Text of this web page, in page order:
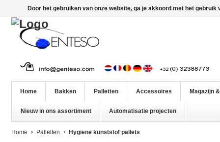
Home Bakken Palletten Accessoires Magazijn
Nieuw in ons assortiment Automatisatie projecten
Home Palletten Hygiëne kunststof pallets
Door het gebruiken van onze website, ga je akkoord met het